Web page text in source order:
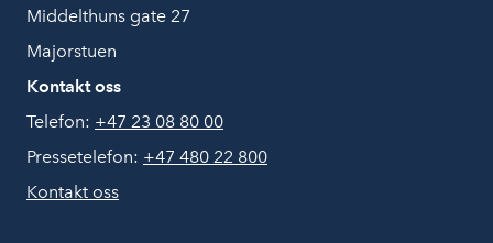
Middelthuns gate 27
Majorstuen
Kontakt oss
Telefon: +47 23 08 80 00
Pressetelefon: +47 480 22 800
Kontakt oss